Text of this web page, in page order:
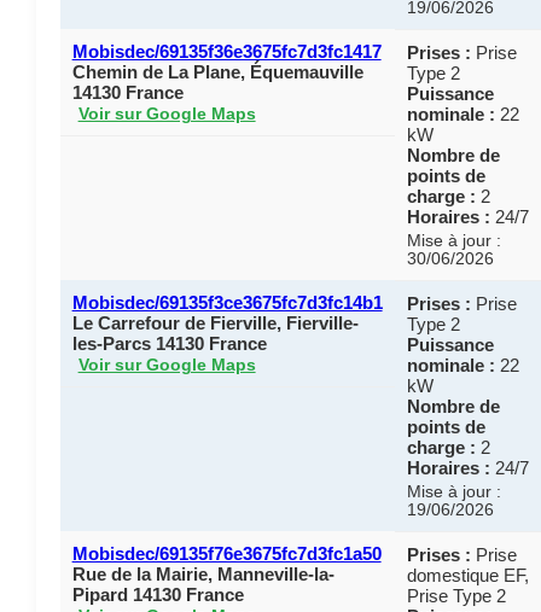
19/06/2026
Mobisdec/69135f36e3675fc7d3fc1417
Chemin de La Plane, Équemauville
14130 France
Voir sur Google Maps
Prises : Prise
Type 2
Puissance
nominale : 22
kW
Nombre de
points de
charge : 2
Horaires : 24/7
Mise à jour :
30/06/2026
Mobisdec/69135f3ce3675fc7d3fc14b1
Le Carrefour de Fierville, Fierville-
les-Parcs 14130 France
Voir sur Google Maps
Prises : Prise
Type 2
Puissance
nominale : 22
kW
Nombre de
points de
charge : 2
Horaires : 24/7
Mise à jour :
19/06/2026
Mobisdec/69135f76e3675fc7d3fc1a50
Rue de la Mairie, Manneville-la-
Pipard 14130 France
Prises : Prise
domestique EF,
Prise Type 2